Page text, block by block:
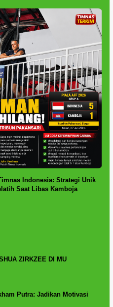
Indonesia: Strategi Unik
Saat Libas Kamboja
ZIRKZEE DI MU
Putra: Jadikan Motivasi